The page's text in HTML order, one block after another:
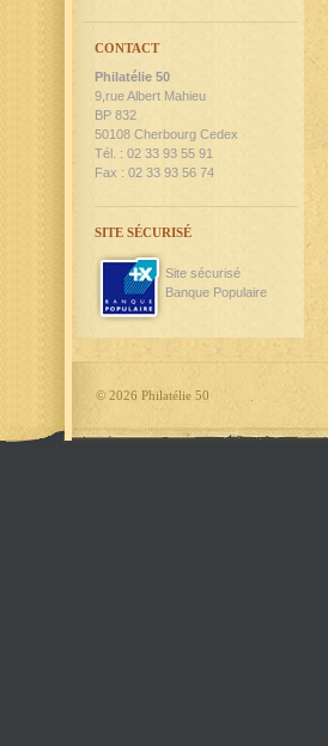
CONTACT
Philatélie 50
9,rue Albert Mahieu
BP 832
50108 Cherbourg Cedex
Tél. : 02 33 93 55 91
Fax : 02 33 93 56 74
SITE SÉCURISÉ
Site sécurisé
Banque Populaire
© 2026 Philatélie 50